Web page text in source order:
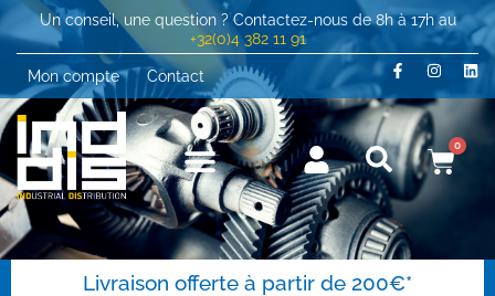
Un conseil, une question ? Contactez-nous de 8h à 17h au
+32(0)4 382 11 91
Mon compte
Contact
0
Livraison offerte à partir de 200€*